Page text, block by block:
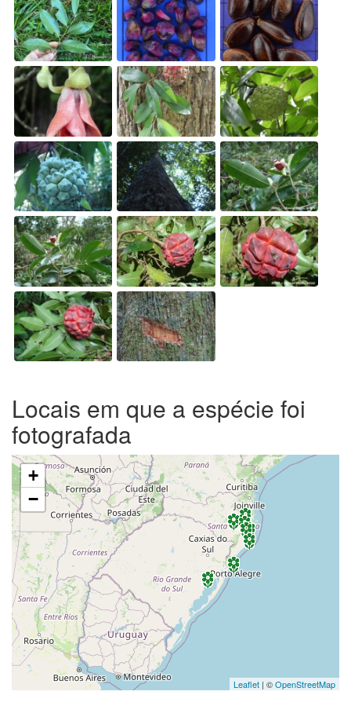
Locais em que a espécie foi
fotografada
+
−
Leaflet | ©OpenStreetMap